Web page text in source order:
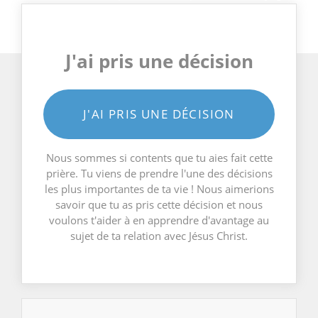
J'ai pris une décision
J'AI PRIS UNE DÉCISION
Nous sommes si contents que tu aies fait cette
prière. Tu viens de prendre l'une des décisions
les plus importantes de ta vie ! Nous aimerions
savoir que tu as pris cette décision et nous
voulons t'aider à en apprendre d'avantage au
sujet de ta relation avec Jésus Christ.